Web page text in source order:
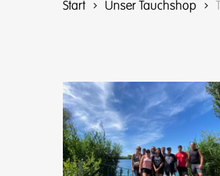
Start Unser Tauchshop